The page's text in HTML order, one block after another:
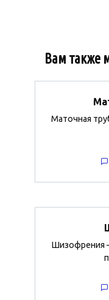
Вам также
Маточная
Шизофрения